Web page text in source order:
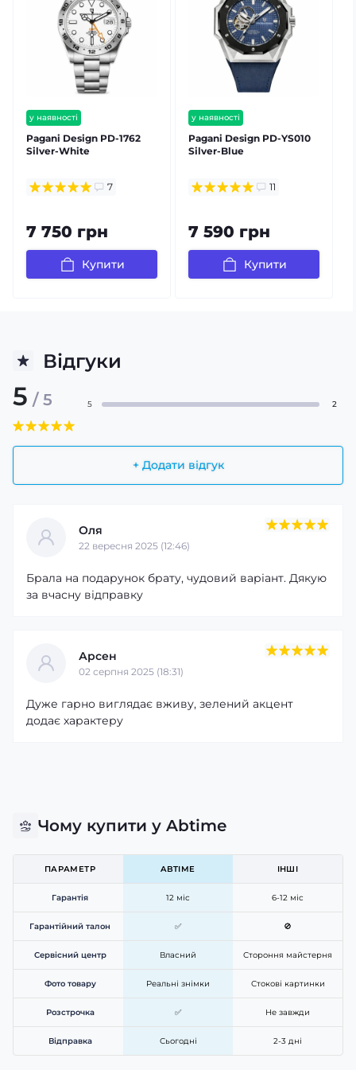
у наявності
безкоштовна доставка
гарантія 12 міс
Pagani Design PD-1762
Silver-White
7
7 750 грн
Купити
у наявності
безкоштовна доставка
гарантія 12 міс
Pagani Design PD-YS010
Silver-Blue
11
7 590 грн
Купити
Відгуки
5 / 5
+ Додати відгук
5 2
Оля
22 вересня 2025 (12:46)
Брала на подарунок брату, чудовий варіант. Дякую
за вчасну відправку
Арсен
02 серпня 2025 (18:31)
Дуже гарно виглядає вживу, зелений акцент
додає характеру
Чому купити у Abtime
ПАРАМЕТР ABTIME ІНШІ
Гарантія 12 міс 6-12 міс
Гарантійний талон ✅ 🚫
Сервісний центр Власний Стороння майстерня
Фото товару Реальні знімки Стокові картинки
Розстрочка ✅ Не завжди
Відправка Сьогодні 2-3 дні